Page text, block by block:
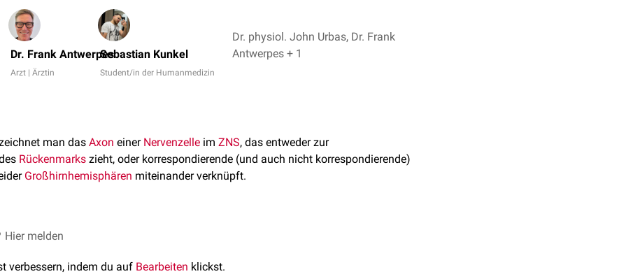
Dr. Frank Antwerpes
Arzt | Ärztin
Sebastian Kunkel
Student/in der Humanmedizin
Dr. physiol. John Urbas, Dr. Frank
Antwerpes + 1
man das Axon einer Nervenzelle im ZNS, das entweder zur
Rückenmarks zieht, oder korrespondierende (und auch nicht korrespondierende)
Großhirnhemisphären miteinander verknüpft.
sich zu großen
Hier melden
verbessern, indem du auf Bearbeiten klickst.